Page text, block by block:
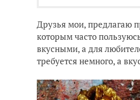
Друзья мои, предлагаю
которым часто
вкусными, а для
требуется немного, а